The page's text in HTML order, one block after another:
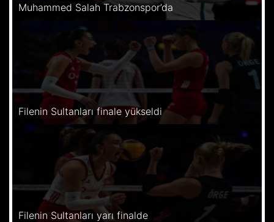
Muhammed Salah Trabzonspor’da
Filenin Sultanları finale yükseldi
Filenin Sultanları yarı finalde